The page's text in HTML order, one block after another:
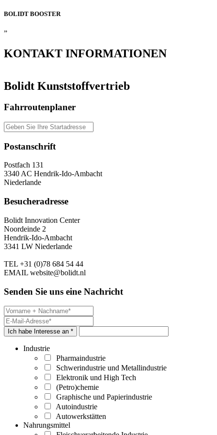
BOLIDT BOOSTER
”
KONTAKT INFORMATIONEN
Bolidt Kunststoffvertrieb
Fahrroutenplaner
Postanschrift
Postfach 131
3340 AC Hendrik-Ido-Ambacht
Niederlande
Besucheradresse
Bolidt Innovation Center
Noordeinde 2
Hendrik-Ido-Ambacht
3341 LW Niederlande
TEL +31 (0)78 684 54 44
EMAIL website@bolidt.nl
Senden Sie uns eine Nachricht
Ich habe Interesse an *
Industrie
Pharmaindustrie
Schwerindustrie und Metallindustrie
Elektronik und High Tech
(Petro)chemie
Graphische und Papierindustrie
Autoindustrie
Autowerkstätten
Nahrungsmittel